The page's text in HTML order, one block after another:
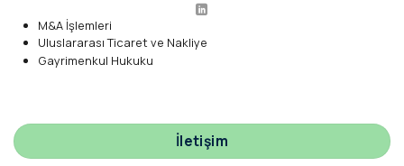
M&A İşlemleri
Uluslararası Ticaret ve Nakliye
Gayrimenkul Hukuku
İletişim